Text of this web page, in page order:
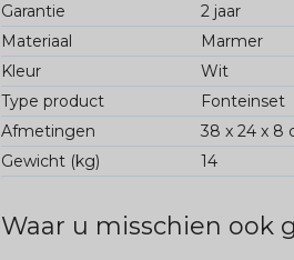
Garantie
2 jaar
Materiaal
Marmer
Kleur
Wit
Type product
Fonteinset
Afmetingen
38 x 24 x 8
Gewicht (kg)
14
Waar u misschien ook